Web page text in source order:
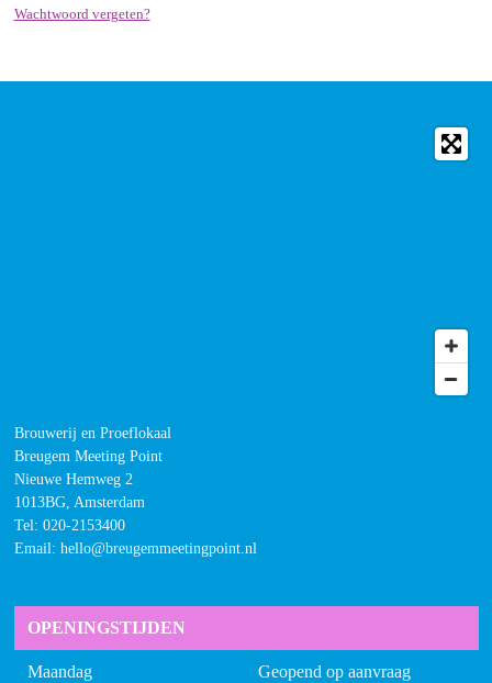
Wachtwoord vergeten?
Brouwerij en Proeflokaal
Breugem Meeting Point
Nieuwe Hemweg 2
1013BG, Amsterdam
Tel: 020-2153400
Email: hello@breugemmeetingpoint.nl
OPENINGSTIJDEN
Maandag Geopend op aanvraag